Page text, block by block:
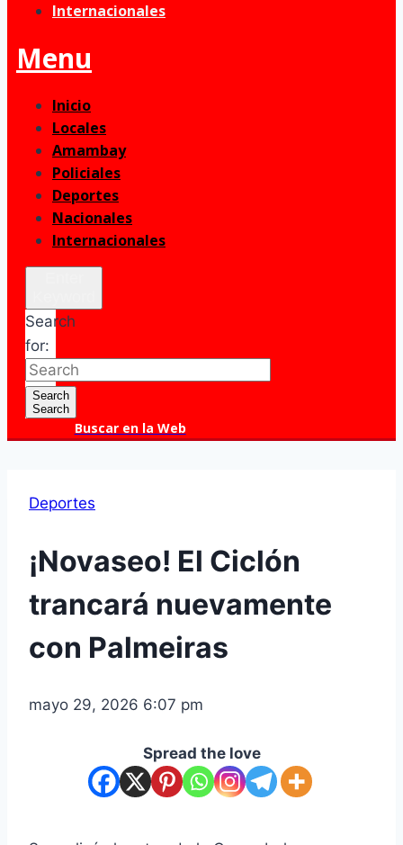
Internacionales
Menu
Inicio
Locales
Amambay
Policiales
Deportes
Nacionales
Internacionales
Search
for:
Search
Search
Buscar en la Web
Deportes
¡Novaseo! El Ciclón
trancará nuevamente
con Palmeiras
mayo 29, 2026 6:07 pm
Spread the love